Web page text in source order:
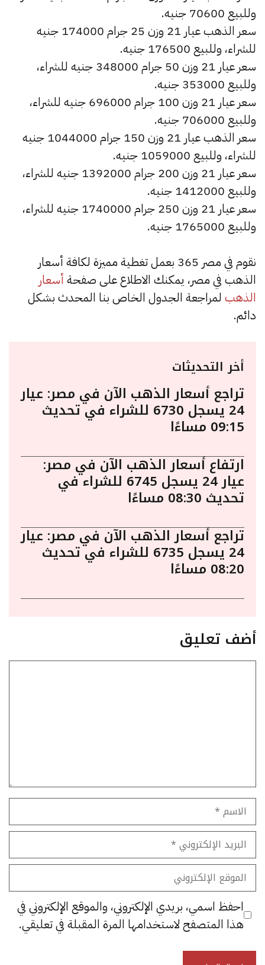
وللبيع 70600 جنيه.
سعر الذهب عيار 21 وزن 25 جرام 174000 جنيه
للشراء، وللبيع 176500 جنيه.
سعر عيار 21 وزن 50 جرام 348000 جنيه للشراء،
وللبيع 353000 جنيه.
سعر عيار 21 وزن 100 جرام 696000 جنيه للشراء،
وللبيع 706000 جنيه.
سعر الذهب عيار 21 وزن 150 جرام 1044000 جنيه
للشراء، وللبيع 1059000 جنيه.
سعر عيار 21 وزن 200 جرام 1392000 جنيه للشراء،
وللبيع 1412000 جنيه.
سعر عيار 21 وزن 250 جرام 1740000 جنيه للشراء،
وللبيع 1765000 جنيه.
نقوم في مصر 365 بعمل تغطية مميزة لكافة أسعار
الذهب في مصر، يمكنك الاطلاع على صفحة أسعار
الذهب لمراجعة الجدول الخاص بنا المحدث بشكل
دائم.
أخر التحديثات
تراجع أسعار الذهب الآن في مصر: عيار
24 يسجل 6730 للشراء في تحديث
09:15 مساءًا
ارتفاع أسعار الذهب الآن في مصر:
عيار 24 يسجل 6745 للشراء في
تحديث 08:30 مساءًا
تراجع أسعار الذهب الآن في مصر: عيار
24 يسجل 6735 للشراء في تحديث
08:20 مساءًا
أضف تعليق
الاسم
البريد
الإلكتروني
الموقع
الإلكتروني
احفظ اسمي، بريدي الإلكتروني، والموقع الإلكتروني في
هذا المتصفح لاستخدامها المرة المقبلة في تعليقي.